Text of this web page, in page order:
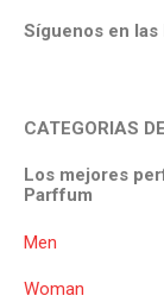
Síguenos en
CATEGORIAS
Los mejores
Parffum
Men
Woman